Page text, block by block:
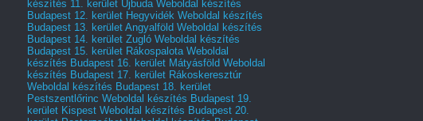
készítés 11. kerület Újbuda Weboldal készítés
Budapest 12. kerület Hegyvidék Weboldal készítés
Budapest 13. kerület Angyalföld Weboldal készítés
Budapest 14. kerület Zugló Weboldal készítés
Budapest 15. kerület Rákospalota Weboldal
készítés Budapest 16. kerület Mátyásföld Weboldal
készítés Budapest 17. kerület Rákoskeresztúr
Weboldal készítés Budapest 18. kerület
Pestszentlőrinc Weboldal készítés Budapest 19.
kerület Kispest Weboldal készítés Budapest 20.